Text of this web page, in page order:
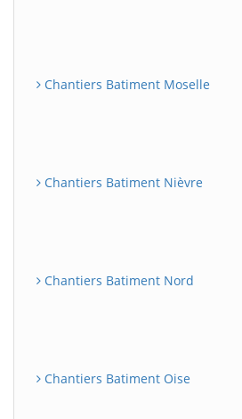
Chantiers Batiment Moselle
Chantiers Batiment Nièvre
Chantiers Batiment Nord
Chantiers Batiment Oise